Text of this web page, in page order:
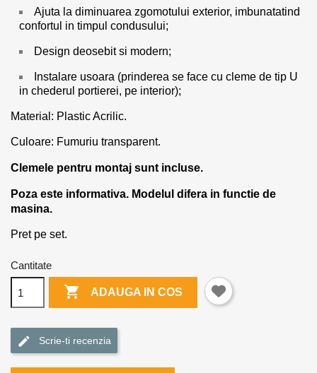
Ajuta la diminuarea zgomotului exterior, imbunatatind
confortul in timpul condusului;
Design deosebit si modern;
Instalare usoara (prinderea se face cu cleme de tip U
in chederul portierei, pe interior);
Material: Plastic Acrilic.
Culoare: Fumuriu transparent.
Clemele pentru montaj sunt incluse.
Poza este informativa. Modelul difera in functie de
masina.
Pret pe set.
Cantitate
 ADAUGA IN COS
Scrie-ti recenzia